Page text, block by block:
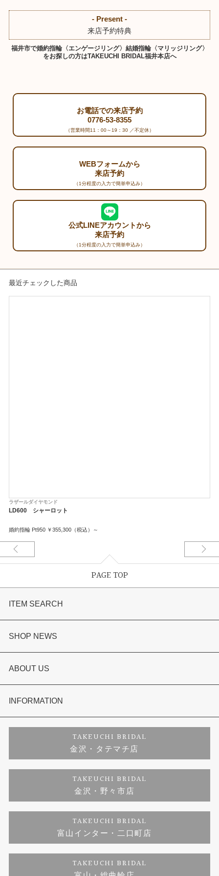
- Present -
来店予約特典
福井市で婚約指輪〈エンゲージリング〉結婚指輪〈マリッジリング〉
をお探しの方はTAKEUCHI BRIDAL福井本店へ
お電話での来店予約
0776-53-8355
（営業時間11：00～19：30 ／不定休）
WEBフォームから
来店予約
（1分程度の入力で簡単申込み）
公式LINEアカウントから
来店予約
（1分程度の入力で簡単申込み）
最近チェックした商品
ラザールダイヤモンド
LD600 シャーロット
婚約指輪 Pt950 ￥355,300（税込）～
PAGE TOP
ITEM SEARCH
婚約指輪
結婚指輪
セットリング
婚約ネックレス
ダイヤモンド
ジュエリーリフォーム
SHOP NEWS
選ばれる理由まとめ
お客様の声
プロポーズサポート
ブランドリスト
福井指輪工房｜手作りペアリング
福井指輪工房｜手作り結婚指輪 and 婚約指輪
福井工房｜手作り婚約指輪プロポーズプラン
ABOUT US
会社概要
お客様の声
INFORMATION
プライバシーポリシー
TAKEUCHI BRIDAL
金沢・タテマチ店
TAKEUCHI BRIDAL
金沢・野々市店
TAKEUCHI BRIDAL
富山インター・二口町店
TAKEUCHI BRIDAL